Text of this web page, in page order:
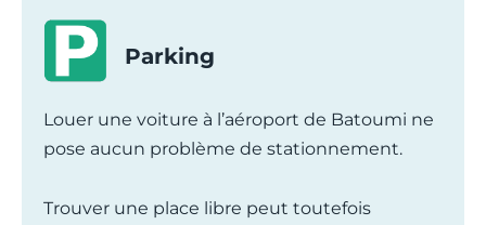
Parking
Louer une voiture à l’aéroport de Batoumi ne
pose aucun problème de stationnement.
Trouver une place libre peut toutefois